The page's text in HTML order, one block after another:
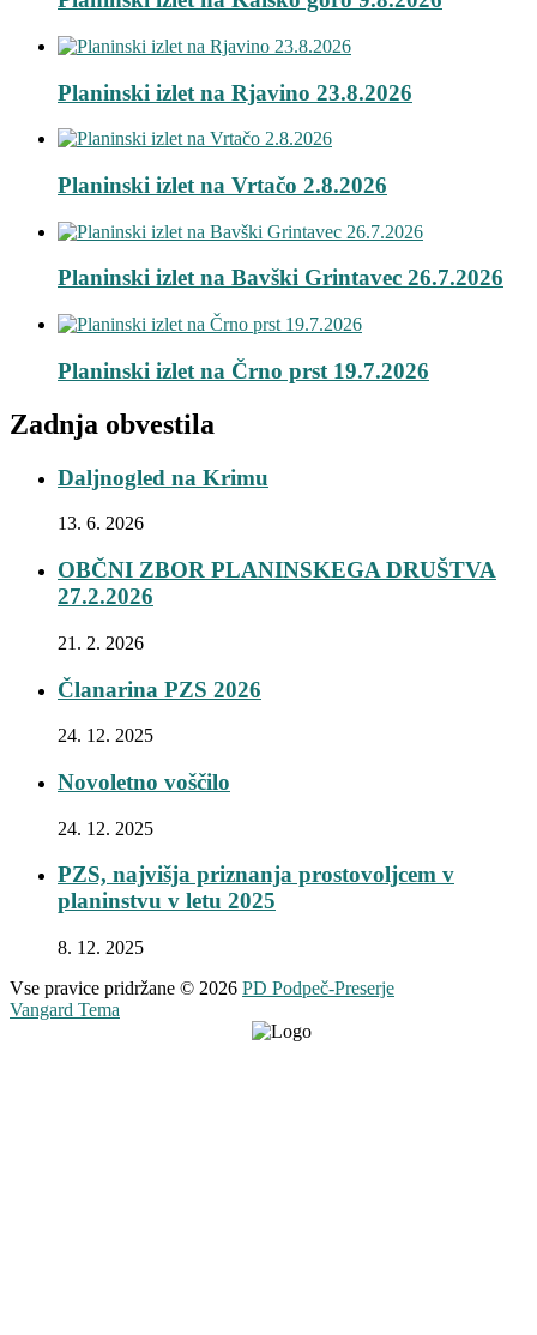
Planinski izlet na Rjavino 23.8.2026
Planinski izlet na Vrtačo 2.8.2026
Planinski izlet na Bavški Grintavec 26.7.2026
Planinski izlet na Črno prst 19.7.2026
Zadnja obvestila
Daljnogled na Krimu
13. 6. 2026
OBČNI ZBOR PLANINSKEGA DRUŠTVA
27.2.2026
21. 2. 2026
Članarina PZS 2026
24. 12. 2025
Novoletno voščilo
24. 12. 2025
PZS, najvišja priznanja prostovoljcem v
planinstvu v letu 2025
8. 12. 2025
Vse pravice pridržane © 2026 PD Podpeč-Preserje
Vangard Tema